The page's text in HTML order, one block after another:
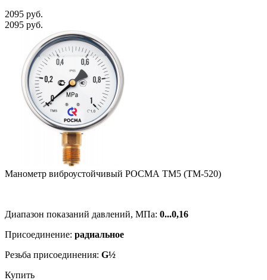
2095 руб.
2095 руб.
Манометр виб­ро­ус­той­чи­вый РОСМА ТМ5 (ТМ-520)
Диапазон показаний давлений, МПа: 0...0,16
Присоединение: радиальное
Резьба присоединения: G½
Купить